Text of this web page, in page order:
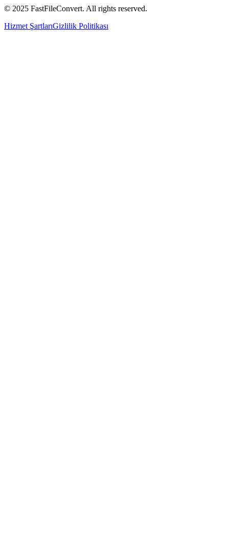
© 2025 FastFileConvert. All rights reserved.
Hizmet ŞartlarıGizlilik Politikası